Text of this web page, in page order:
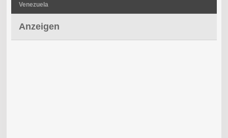
Venezuela
Anzeigen